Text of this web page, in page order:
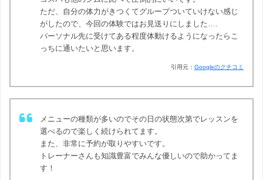
ただ、自分の体力がきつくてグループついていけない感じ
がしたので、今回の体験ではお見送りにしました….
パーソナル先に受けてある程度体動けるようになったらこ
っちに通いたいと思います。
引用元： Googleのクチコミ
メニューの種類が多いのでその日の状態次第でレッスンを
選べるので楽しく続けられてます。
また、非常に予約が取りやすいです。
トレーナーさんも知識豊富でみんな優しいので助かってま
す！